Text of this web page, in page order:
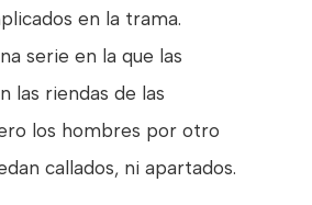
en la trama.
serie en la que las
las riendas de las
los hombres por otro
callados, ni apartados.